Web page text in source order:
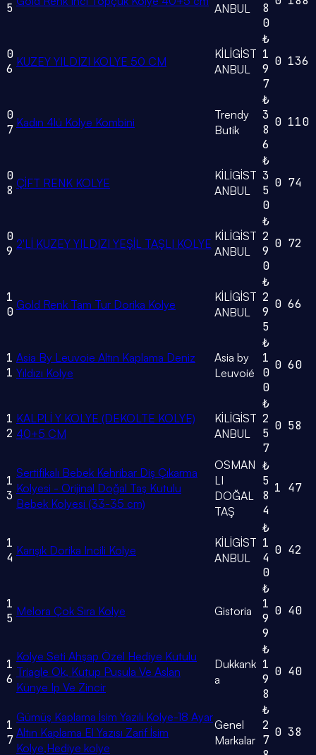
5
ANBUL
8
0
0
6 KUZEY YILDIZI KOLYE 50 CM
KİLİGİST
ANBUL
₺
1
9
7
0 136
0
7 Kadın 4lü Kolye Kombini
Trendy
Butik
₺
3
8
6
0 110
0
8 ÇİFT RENK KOLYE
KİLİGİST
ANBUL
₺
3
5
0
0 74
0
9 2'Lİ KUZEY YILDIZI YEŞİL TAŞLI KOLYE
KİLİGİST
ANBUL
₺
2
9
0
0 72
1
0 Gold Renk Tam Tur Dorika Kolye
KİLİGİST
ANBUL
₺
2
9
5
0 66
1
1
Asia By Leuvoie Altın Kaplama Deniz
Yıldızı Kolye
Asia by
Leuvoié
₺
1
0
0
0 60
1
2
KALPLİ Y KOLYE (DEKOLTE KOLYE)
40+5 CM
KİLİGİST
ANBUL
₺
2
5
7
0 58
1
3
Sertifikalı Bebek Kehribar Diş Çıkarma
Kolyesi - Orijinal Doğal Taş Kutulu
Bebek Kolyesi (33-35 cm)
OSMAN
LI
DOĞAL
TAŞ
₺
5
8
4
1 47
1
4 Karışık Dorika Incili Kolye
KİLİGİST
ANBUL
₺
1
4
0
0 42
1
5 Melora Çok Sıra Kolye Gistoria
₺
1
9
9
0 40
1
6
Kolye Seti Ahşap Özel Hediye Kutulu
Triagle Ok, Kutup Pusula Ve Aslan
Künye Ip Ve Zincir
Dukkank
a
₺
1
9
8
0 40
1
7
Gümüş Kaplama İsim Yazılı Kolye-18 Ayar
Altın Kaplama El Yazısı Zarif İsim
Kolye,Hediye kolye
Genel
Markalar
₺
2
7
0 38